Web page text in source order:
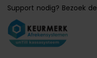
Support nodig? Bezoek de